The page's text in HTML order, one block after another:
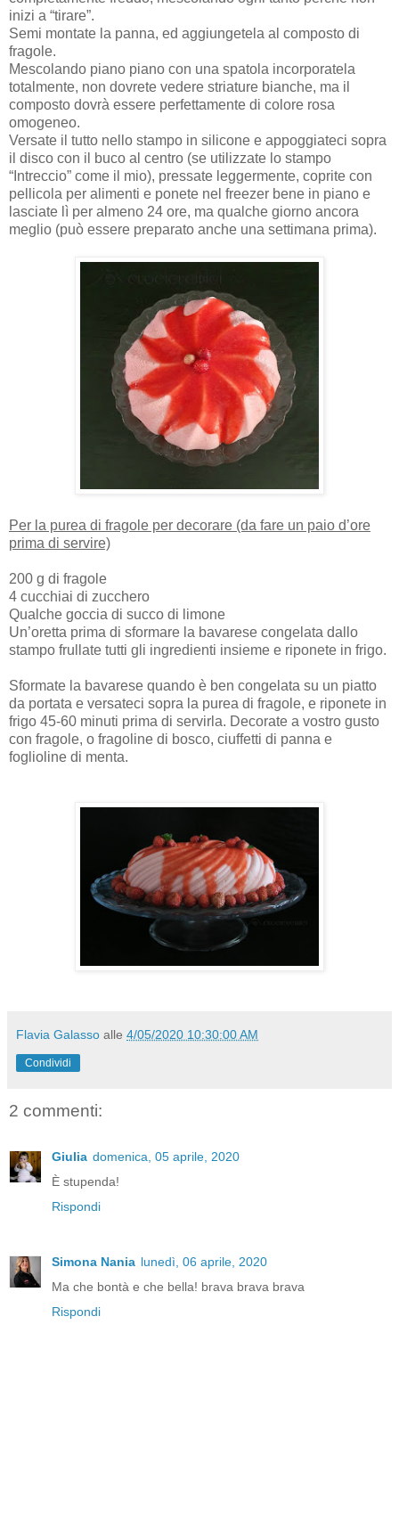
inizi a “tirare”.
Semi montate la panna, ed aggiungetela al composto di
fragole.
Mescolando piano piano con una spatola incorporatela
totalmente, non dovrete vedere striature bianche, ma il
composto dovrà essere perfettamente di colore rosa
omogeneo.
Versate il tutto nello stampo in silicone e appoggiateci sopra
il disco con il buco al centro (se utilizzate lo stampo
“Intreccio” come il mio), pressate leggermente, coprite con
pellicola per alimenti e ponete nel freezer bene in piano e
lasciate lì per almeno 24 ore, ma qualche giorno ancora
meglio (può essere preparato anche una settimana prima).
Per la purea di fragole per decorare (da fare un paio d’ore
prima di servire)
200 g di fragole
4 cucchiai di zucchero
Qualche goccia di succo di limone
Un’oretta prima di sformare la bavarese congelata dallo
stampo frullate tutti gli ingredienti insieme e riponete in frigo.
Sformate la bavarese quando è ben congelata su un piatto
da portata e versateci sopra la purea di fragole, e riponete in
frigo 45-60 minuti prima di servirla. Decorate a vostro gusto
con fragole, o fragoline di bosco, ciuffetti di panna e
foglioline di menta.
Flavia Galasso alle 4/05/2020 10:30:00 AM
Condividi
2 commenti:
Giulia domenica, 05 aprile, 2020
È stupenda!
Rispondi
Simona Nania lunedì, 06 aprile, 2020
Ma che bontà e che bella! brava brava brava
Rispondi